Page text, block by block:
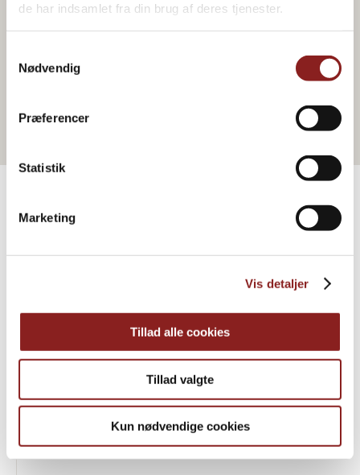
de har indsamlet fra din brug af deres tjenester.
Nødvendig
Præferencer
Statistik
Marketing
Vis detaljer
Tillad alle cookies
Tillad valgte
Kun nødvendige cookies
Weitere Informationen